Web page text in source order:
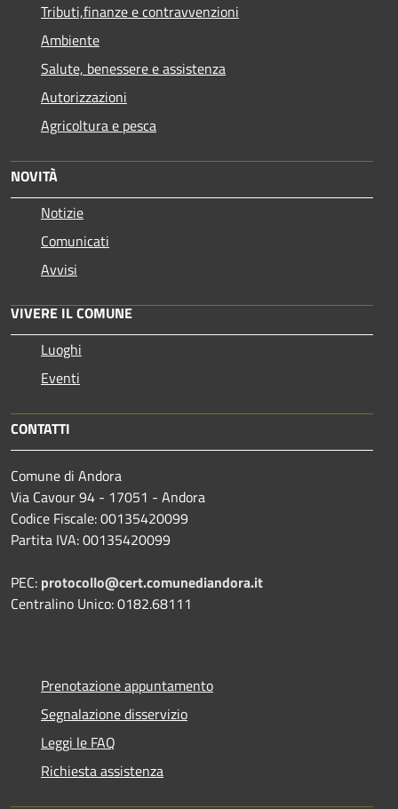
Tributi,finanze e contravvenzioni
Ambiente
Salute, benessere e assistenza
Autorizzazioni
Agricoltura e pesca
NOVITÀ
Notizie
Comunicati
Avvisi
VIVERE IL COMUNE
Luoghi
Eventi
CONTATTI
Comune di Andora
Via Cavour 94 - 17051 - Andora
Codice Fiscale: 00135420099
Partita IVA: 00135420099
PEC: protocollo@cert.comunediandora.it
Centralino Unico: 0182.68111
Prenotazione appuntamento
Segnalazione disservizio
Leggi le FAQ
Richiesta assistenza